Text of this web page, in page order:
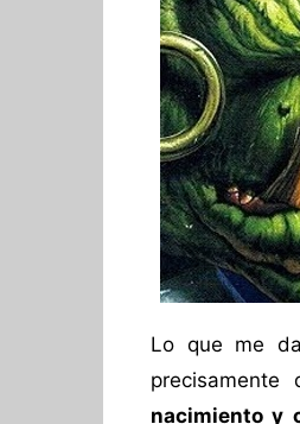
Lo que me
nacimiento y